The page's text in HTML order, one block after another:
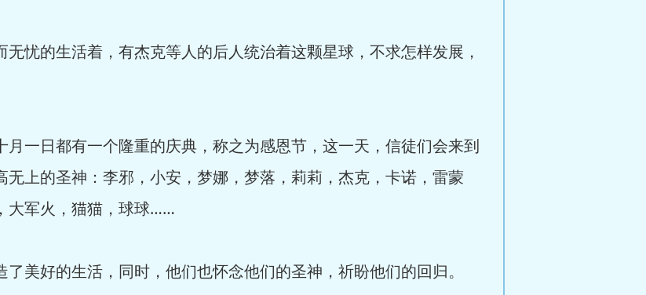
的生活着，有杰克等人的后人统治着这颗星球，不求怎样发展，
一日都有一个隆重的庆典，称之为感恩节，这一天，信徒们会来到
上的圣神：李邪，小安，梦娜，梦落，莉莉，杰克，卡诺，雷蒙
大军火，猫猫，球球……
好的生活，同时，他们也怀念他们的圣神，祈盼他们的回归。